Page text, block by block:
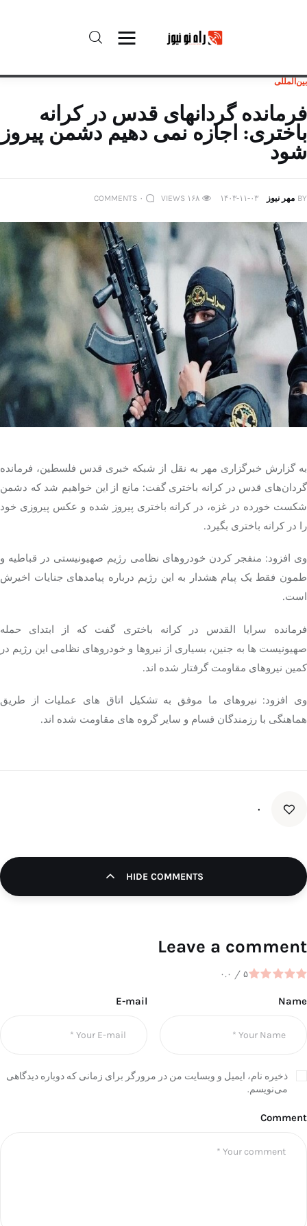
راه نو نیوز
درباره راه‌ نو نیوز
حفظ حریم شخصی
قوانین بازنشر
تبلیغات راه نو نیوز
آوین دیلی
تک کده
پایگاه خبری آبان
خرید موتور ایمپلنت
بین‌المللی
فرمانده گردانهای قدس در کرانه
باختری: اجازه نمی دهیم دشمن پیروز
شود
BY مهر نیوز ۱۴۰۳-۱۱-۰۳ ۱۶۸ VIEWS ۰ COMMENTS
به گزارش خبرگزاری مهر به نقل از شبکه خبری قدس فلسطین، فرمانده
گردان‌‎های قدس در کرانه باختری گفت: مانع از این خواهیم شد که دشمن
شکست خورده در غزه، در کرانه باختری پیروز شده و عکس پیروزی خود
را در کرانه باختری بگیرد.
وی افزود: منفجر کردن خودروهای نظامی رژیم صهیونیستی در قباطیه و
طمون فقط یک پیام هشدار به این رژیم درباره پیامدهای جنایات اخیرش
است.
فرمانده سرایا القدس در کرانه باختری گفت که از ابتدای حمله
صهیونیست ها به جنین، بسیاری از نیروها و خودروهای نظامی این رژیم در
کمین نیروهای مقاومت گرفتار شده اند.
وی افزود: نیروهای ما موفق به تشکیل اتاق های عملیات از طریق
هماهنگی با رزمندگان قسام و سایر گروه های مقاومت شده اند.
۰
HIDE COMMENTS
Leave a comment
۰.۰ / ۵
Name
E-mail
ذخیره نام، ایمیل و وبسایت من در مرورگر برای زمانی که دوباره دیدگاهی
می‌نویسم.
Comment